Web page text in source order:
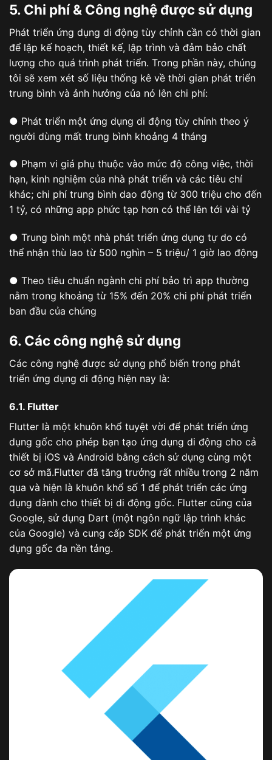
5. Chi phí & Công nghệ được sử dụng
Phát triển ứng dụng di động tùy chỉnh cần có thời gian
để lập kế hoạch, thiết kế, lập trình và đảm bảo chất
lượng cho quá trình phát triển. Trong phần này, chúng
tôi sẽ xem xét số liệu thống kê về thời gian phát triển
trung bình và ảnh hưởng của nó lên chi phí:
● Phát triển một ứng dụng di động tùy chỉnh theo ý
người dùng mất trung bình khoảng 4 tháng
● Phạm vi giá phụ thuộc vào mức độ công việc, thời
hạn, kinh nghiệm của nhà phát triển và các tiêu chí
khác; chi phí trung bình dao động từ 300 triệu cho đến
1 tỷ, có những app phức tạp hơn có thể lên tới vài tỷ
● Trung bình một nhà phát triển ứng dụng tự do có
thể nhận thù lao từ 500 nghìn – 5 triệu/ 1 giờ lao động
● Theo tiêu chuẩn ngành chi phí bảo trì app thường
nằm trong khoảng từ 15% đến 20% chi phí phát triển
ban đầu của chúng
6. Các công nghệ sử dụng
Các công nghệ được sử dụng phổ biến trong phát
triển ứng dụng di động hiện nay là:
6.1. Flutter
Flutter là một khuôn khổ tuyệt vời để phát triển ứng
dụng gốc cho phép bạn tạo ứng dụng di động cho cả
thiết bị iOS và Android bằng cách sử dụng cùng một
cơ sở mã.Flutter đã tăng trưởng rất nhiều trong 2 năm
qua và hiện là khuôn khổ số 1 để phát triển các ứng
dụng dành cho thiết bị di động gốc. Flutter cũng của
Google, sử dụng Dart (một ngôn ngữ lập trình khác
của Google) và cung cấp SDK để phát triển một ứng
dụng gốc đa nền tảng.